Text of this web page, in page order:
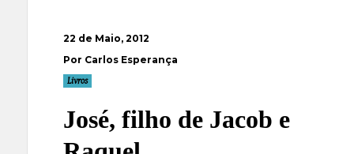
22 de Maio, 2012
Por Carlos Esperança
Livros
José, filho de Jacob e